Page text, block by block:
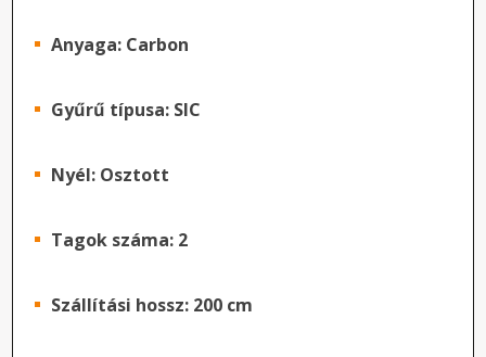
Anyaga: Carbon
Gyűrű típusa: SIC
Nyél: Osztott
Tagok száma: 2
Szállítási hossz: 200 cm